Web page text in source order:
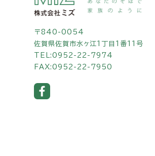
〒840-0054
佐賀県佐賀市水ヶ江1丁目1番11号
TEL:0952-22-7974
FAX:0952-22-7950